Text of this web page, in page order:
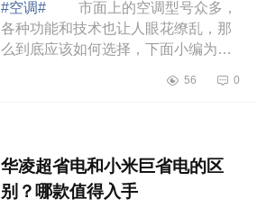
#空调#
市面上的空调型号众多，
各种功能和技术也让人眼花缭乱，那
么到底应该如何选择，下面小编为大
空调哪个系列好,性价比最高 美的
56 0
华凌超省电和小米巨省电的区
别？哪款值得入手